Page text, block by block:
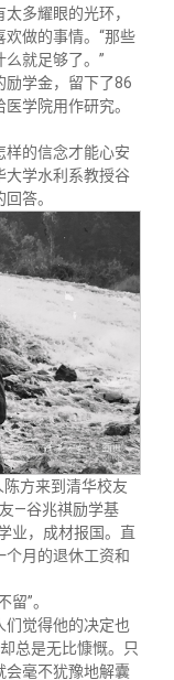
多耀眼的光环，
做的事情。“那些
就足够了。”
励学金，留下了86
学院用作研究。
样的信念才能心安
大学水利系教授谷
答。
方来到清华校友
—谷兆祺励学基
业，成材报国。直
个月的退休工资和
”。
们觉得他的决定也
总是无比慷慨。只
会毫不犹豫地解囊